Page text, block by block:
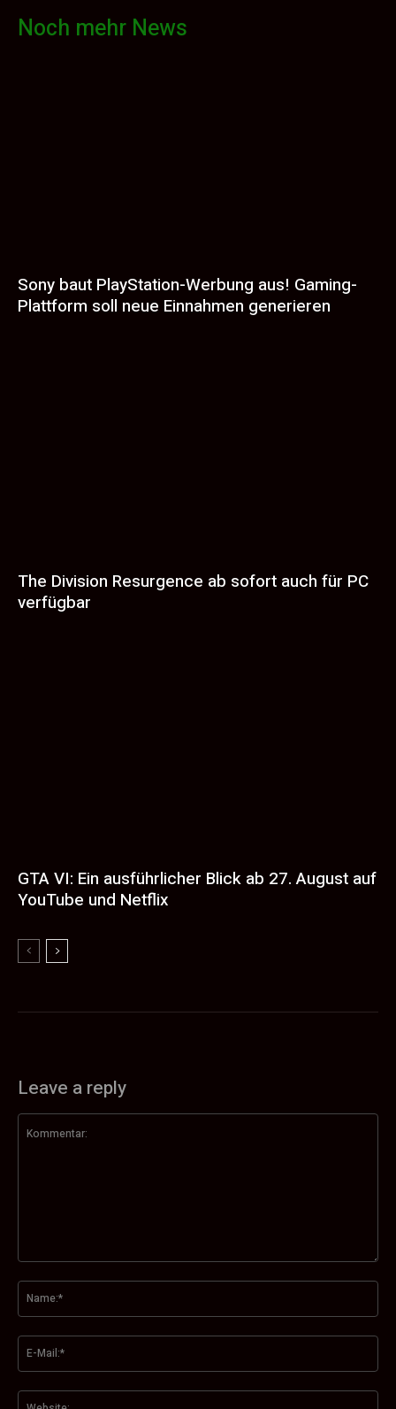
Noch mehr News
Sony baut PlayStation-Werbung aus! Gaming-
Plattform soll neue Einnahmen generieren
The Division Resurgence ab sofort auch für PC
verfügbar
GTA VI: Ein ausführlicher Blick ab 27. August auf
YouTube und Netflix
Leave a reply